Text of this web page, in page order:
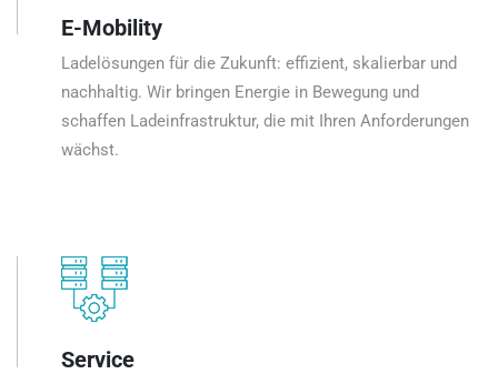
E-Mobility
Ladelösungen für die Zukunft: effizient, skalierbar und
nachhaltig. Wir bringen Energie in Bewegung und
schaffen Ladeinfrastruktur, die mit Ihren Anforderungen
wächst.
Service